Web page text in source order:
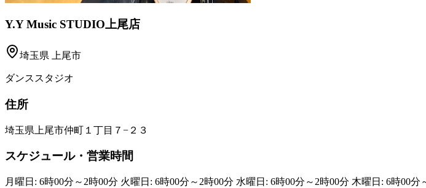
Y.Y Music STUDIO上尾店
埼玉県 上尾市
ダンススタジオ
住所
埼玉県上尾市仲町１丁目７−２３
スケジュール・営業時間
月曜日: 6時00分～2時00分 火曜日: 6時00分～2時00分 水曜日: 6時00分～2時00分 木曜日: 6時00